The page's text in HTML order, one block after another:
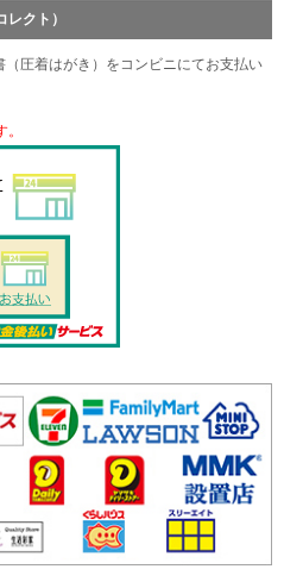
クト）
圧着はがき）をコンビニにてお支払い